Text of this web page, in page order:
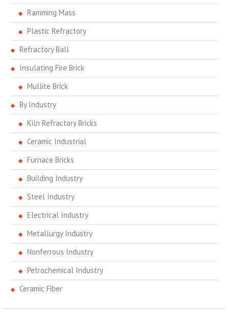
Ramming Mass
Plastic Refractory
Refractory Ball
Insulating Fire Brick
Mullite Brick
By Industry
Kiln Refractory Bricks
Ceramic Industrial
Furnace Bricks
Building Industry
Steel Industry
Electrical Industry
Metallurgy Industry
Nonferrous Industry
Petrochemical Industry
Ceramic Fiber